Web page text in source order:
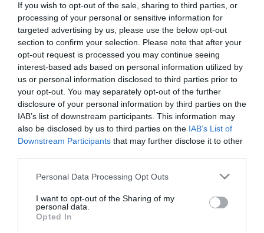
If you wish to opt-out of the sale, sharing to third parties, or
processing of your personal or sensitive information for
targeted advertising by us, please use the below opt-out
section to confirm your selection. Please note that after your
opt-out request is processed you may continue seeing
interest-based ads based on personal information utilized by
us or personal information disclosed to third parties prior to
your opt-out. You may separately opt-out of the further
disclosure of your personal information by third parties on the
IAB’s list of downstream participants. This information may
also be disclosed by us to third parties on the IAB’s List of
Downstream Participants that may further disclose it to other
Personal Data Processing Opt Outs
I want to opt-out of the Sharing of my
personal data.
Opted In
θεσμό, TONALi
Παρουσία στο Εξωτερικό
Μέσα στους στόχους του Φεστιβάλ είναι ο Μόλυβος
και όλη η Λέσβος να αποτελέσει διεθνή μουσικό
προορισμό. Στο πλαίσιο αυτό γίνονται τακτικές
παρουσιάσεις στο εξωτερικό για το έργο και τα
μελλοντικά σχέδια του θεσμού.
Το καλοκαίρι (2016) ολοκληρώθηκαν οι διαδικασίες για
την ίδρυση του Διεθνούς Συλλόγου των Φίλων του
Διεθνούς Φεστιβάλ Μουσικής Μολύβου,
που
Φεστιβάλ στο εξωτερικό. Τα πολυάριθμα μέλη του είναι
οι καινούργιοι επισκέπτες του επόμενου καλοκαιριού.